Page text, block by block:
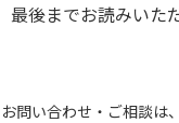
最後までお読みいた
お問い合わせ・ご相談は